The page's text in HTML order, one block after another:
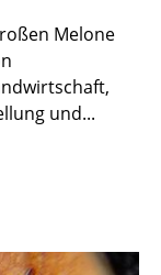
Melone
und...